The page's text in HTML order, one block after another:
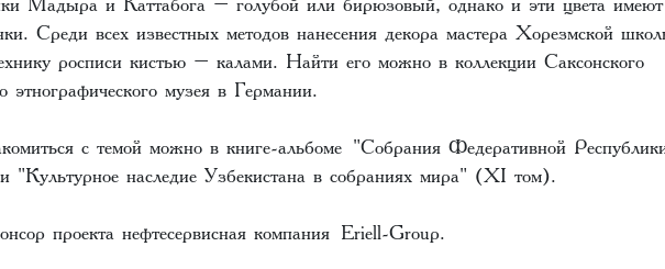
Среди всех известных методов нанесения декора мастера Хорезмской
росписи кистью – калами. Найти его можно в коллекции Саксонского
этнографического музея в Германии.‌‌
с темой можно в книге-альбоме "Собрания Федеративной
"Культурное наследие Узбекистана в собраниях мира" (XI том).
проекта нефтесервисная компания Eriell-Group.